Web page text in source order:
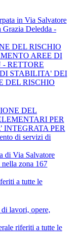
in Via Salvatore
Grazia Deledda -
DEL RISCHIO
AREE DI
RETTORE
STABILITA' DEI
DEL RISCHIO
DEL
PER
INTEGRATA PER
di servizi di
di Via Salvatore
zona 167
a tutte le
lavori, opere,
riferiti a tutte le